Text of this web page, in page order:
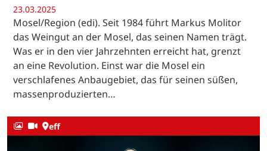
23.03.2025
Mosel/Region (edi). Seit 1984 führt Markus Molitor
das Weingut an der Mosel, das seinen Namen trägt.
Was er in den vier Jahrzehnten erreicht hat, grenzt
an eine Revolution. Einst war die Mosel ein
verschlafenes Anbaugebiet, das für seinen süßen,
massenproduzierten…
eff